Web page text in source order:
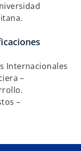
Internacionales
–
–